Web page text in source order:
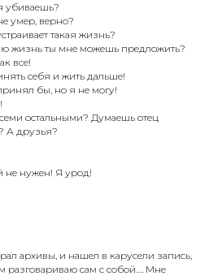
убиваешь?
умер, верно?
такая жизнь?
жизнь ты мне можешь предложить?
все!
себя и жить дальше!
бы, но я не могу!
остальными? Думаешь отец
А друзья?
не нужен! Я урод!
архивы, и нашел в карусели запись,
разговариваю сам с собой…. Мне